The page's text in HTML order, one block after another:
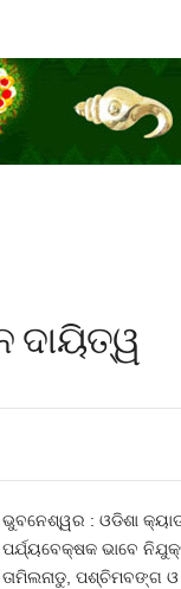
ଦାୟିତ୍ୱ
ଭୁବନେଶ୍ୱର : ଓଡିଶା
ପର୍ଯ୍ୟବେକ୍ଷକ ଭାବେ
ତାମିଲନାଡୁ, ପଶ୍ଚିମବଙ୍ଗ ଓ